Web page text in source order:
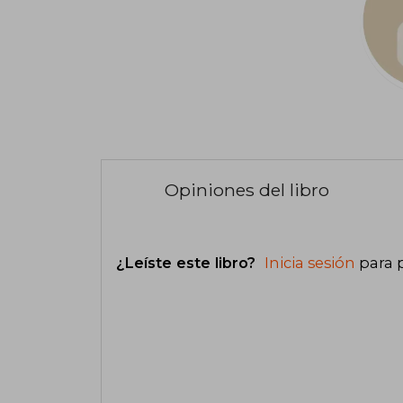
Opiniones del libro
¿Leíste este libro? Inicia sesión para